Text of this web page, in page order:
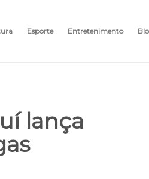
Esporte Entretenimento
lança